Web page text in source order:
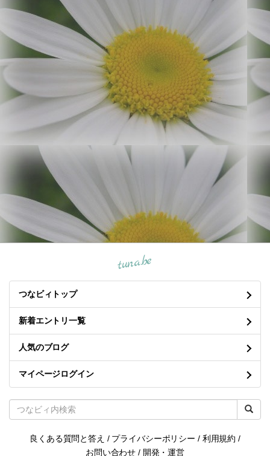
tuna.be
つなビィトップ
新着エントリ一覧
人気のブログ
マイページログイン
良くある質問と答え / プライバシーポリシー / 利用規約 /
お問い合わせ / 開発・運営